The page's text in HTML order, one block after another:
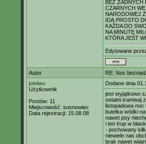
BEZ ŻADNYCH
CZARNYCH
NARODOWEJ
IDĄ PROSTO
KAŻDA DO
NA MINUTĘ
KTÓRA JEST
Edytowane
Autor
RE: Noc
jotelwu
Użytkownik
Postów: 11
Miejscowość: sosnowiec
Data rejestracji: 15.08.08
Dodane dnia
jest wyjątkowo
ostatni tramwaj
listopadowa
butelka wódki
nawet psy
i ten trup w
- pochowany
niewiele nas
brak nawet